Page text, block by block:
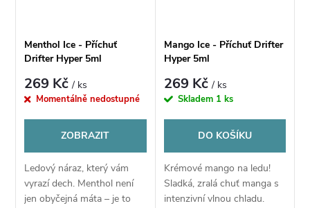
Menthol Ice - Příchuť
Drifter Hyper 5ml
269 Kč/ ks
Momentálně nedostupné
ZOBRAZIT
Ledový náraz, který vám
vyrazí dech. Menthol není
jen obyčejná máta – je to
Mango Ice - Příchuť Drifter
Hyper 5ml
269 Kč/ ks
Skladem 1 ks
DO KOŠÍKU
Krémové mango na ledu!
Sladká, zralá chuť manga s
intenzivní vlnou chladu.